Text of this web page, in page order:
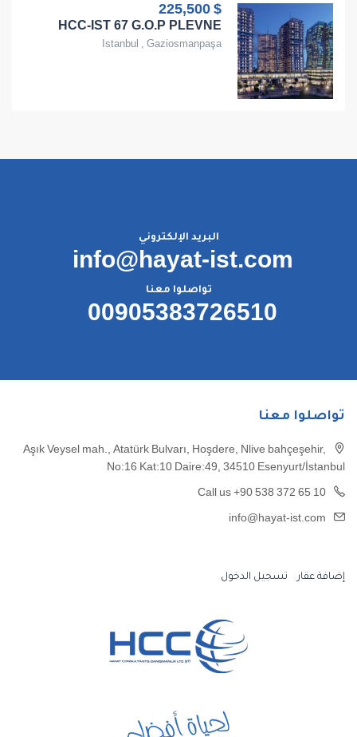
$ 225,500
HCC-IST 67 G.O.P PLEVNE
Istanbul , Gaziosmanpaşa
البريد الإلكتروني
info@hayat-ist.com
تواصلوا معنا
00905383726510
تواصلوا معنا
Aşık Veysel mah., Atatürk Bulvarı, Hoşdere, Nlive bahçeşehir,
No:16 Kat:10 Daire:49, 34510 Esenyurt/İstanbul
Call us +90 538 372 65 10
info@hayat-ist.com
إضافة عقار تسجيل الدخول